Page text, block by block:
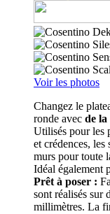
Voir les photos
Changez le
ronde avec de
Utilisés pour les
et crédences, les
murs pour toute
Idéal également
Prêt à poser :
sont réalisés sur
millimètres. La